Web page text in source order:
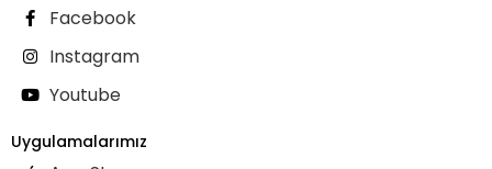
Facebook
Instagram
Youtube
Uygulamalarımız